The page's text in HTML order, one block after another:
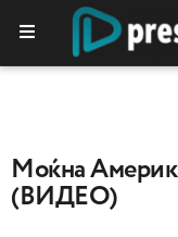
Moќна
(ВИДЕО)